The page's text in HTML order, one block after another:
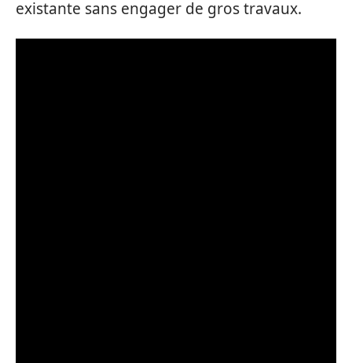
existante sans engager de gros travaux.